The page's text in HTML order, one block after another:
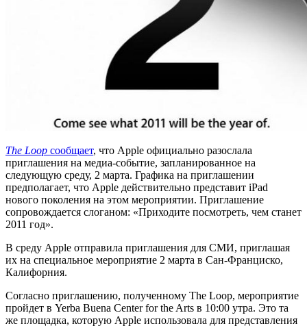
The Loop сообщает, что Apple официально разослала
приглашения на медиа-событие, запланированное на
следующую среду, 2 марта. Графика на приглашении
предполагает, что Apple действительно представит iPad
нового поколения на этом мероприятии. Приглашение
сопровождается слоганом: «Приходите посмотреть, чем станет
2011 год».
В среду Apple отправила приглашения для СМИ, приглашая
их на специальное мероприятие 2 марта в Сан-Франциско,
Калифорния.
Согласно приглашению, полученному The Loop, мероприятие
пройдет в Yerba Buena Center for the Arts в 10:00 утра. Это та
же площадка, которую Apple использовала для представления